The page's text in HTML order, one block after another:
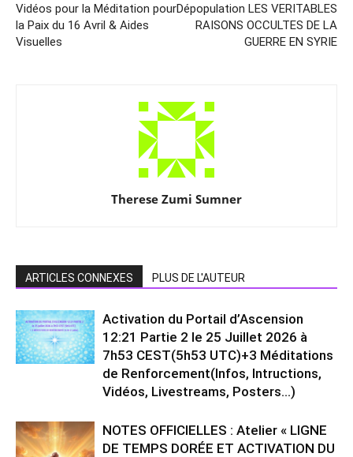
Vidéos pour la Méditation pour
la Paix du 16 Avril & Aides
Visuelles
Dépopulation LES VERITABLES
RAISONS OCCULTES DE LA
GUERRE EN SYRIE
Therese Zumi Sumner
ARTICLES CONNEXES PLUS DE L'AUTEUR
Activation du Portail d’Ascension
12:21 Partie 2 le 25 Juillet 2026 à
7h53 CEST(5h53 UTC)+3 Méditations
de Renforcement(Infos, Intructions,
Vidéos, Livestreams, Posters…)
NOTES OFFICIELLES : Atelier « LIGNE
DE TEMPS DORÉE ET ACTIVATION DU